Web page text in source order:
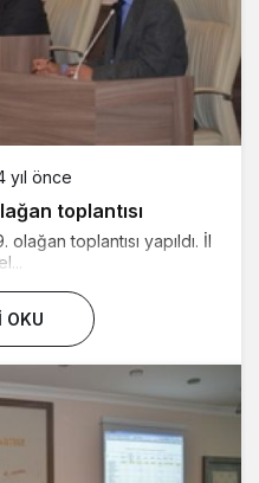
yıl önce
toplantısı
toplantısı yapıldı. İl
OKU